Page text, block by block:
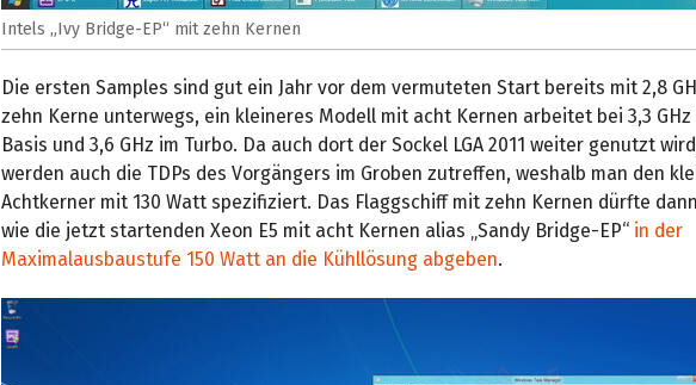
Intels „Ivy Bridge-EP“ mit zehn Kernen
Die ersten Samples sind gut ein Jahr vor dem vermuteten Start bereits mit 2,8
zehn Kerne unterwegs, ein kleineres Modell mit acht Kernen arbeitet bei 3,3
Basis und 3,6 GHz im Turbo. Da auch dort der Sockel LGA 2011 weiter genutzt
werden auch die TDPs des Vorgängers im Groben zutreffen, weshalb man den
Achtkerner mit 130 Watt spezifiziert. Das Flaggschiff mit zehn Kernen dürfte
wie die jetzt startenden Xeon E5 mit acht Kernen alias „Sandy Bridge-EP“ in der
Maximalausbaustufe 150 Watt an die Kühllösung abgeben.